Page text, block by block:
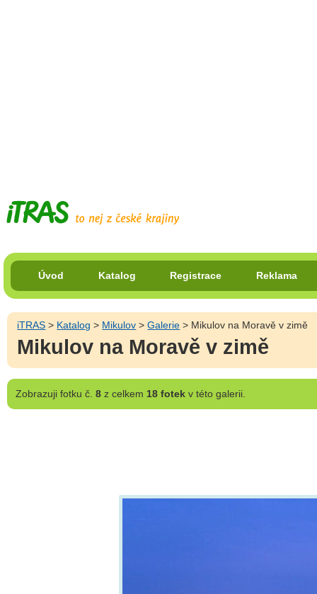
Úvod Katalog Registrace Reklama
iTRAS > Katalog > Mikulov >Galerie > Mikulov na Moravě v zimě
Mikulov na Moravě v zimě
Zobrazujifotku č. 8z celkem 18 fotekv této galerii.